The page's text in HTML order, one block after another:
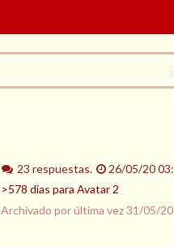
23 respuestas.
26/05/20
>578 días para Avatar 2
Archivado por última vez31/05/20